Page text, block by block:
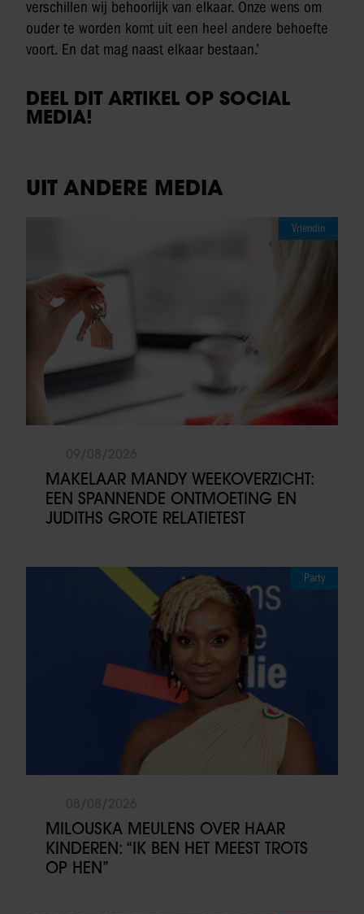
verschillen wij behoorlijk van elkaar. Onze wens om
ouder te worden komt uit een heel andere behoefte
voort. En dat mag naast elkaar bestaan.’
DEEL DIT ARTIKEL OP SOCIAL
MEDIA!
UIT ANDERE MEDIA
Vriendin
MAKELAAR MANDY WEEKOVERZICHT:
EEN SPANNENDE ONTMOETING EN
JUDITHS GROTE RELATIETEST
Party
MILOUSKA MEULENS OVER HAAR
KINDEREN: “IK BEN HET MEEST TROTS
OP HEN”